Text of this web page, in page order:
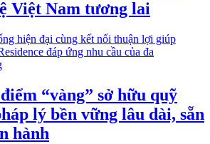
Việt Nam tương lai
“vàng” sở hữu quỹ
lý bền vững lâu dài, sẵn
hành